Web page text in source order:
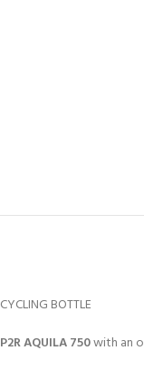
CYCLING BOTTLE
P2RAQUILA 750with an